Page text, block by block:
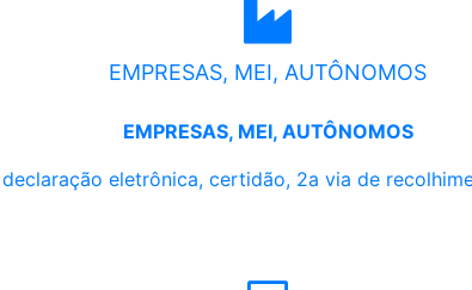
EMPRESAS, MEI, AUTÔNOMOS
EMPRESAS, MEI, AUTÔNOMOS
eletrônica, certidão, 2a via de